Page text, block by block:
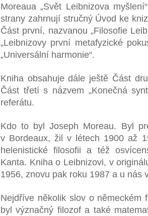
Moreaua „Svět Leibnizova
strany zahrnují stručný Úvod ke
Část první, nazvanou „Filosofie
„Leibnizovy první metafyzické
„Universální harmonie“.
Kniha obsahuje dále ještě Část
Část třetí s názvem „Konečná
referátu.
Kdo to byl Joseph Moreau. Byl
v Bordeaux, žil v létech 1900 až
helenistické filosofii a též
Kanta. Kniha o Leibnizovi, v
1956, znovu pak roku 1987 a u nás
Nejdříve několik slov o německém
byl význačný filozof a také